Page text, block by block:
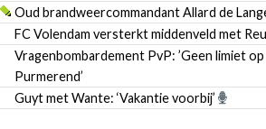
Oud brandweercommandant Allard de
FC Volendam versterkt middenveld met
Vragenbombardement PvP: ’Geen limiet
Purmerend’
Guyt met Wante: ‘Vakantie voorbij’